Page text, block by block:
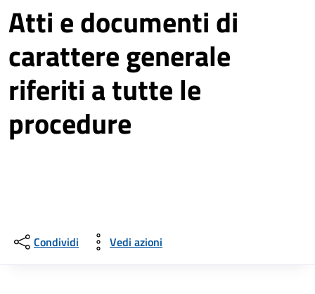
Atti e documenti di
carattere generale
riferiti a tutte le
procedure
Condividi Vedi azioni